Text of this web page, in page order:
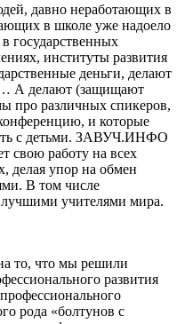
давно неработающих в
в школе уже надоело
государственных
институты развития
деньги, делают
А делают (защищают
про различных спикеров,
и которые
с детьми. ЗАВУЧ.ИНФО
свою работу на всех
делая упор на обмен
В том числе
учителями мира.
то, что мы решили
развития
рода «болтунов с